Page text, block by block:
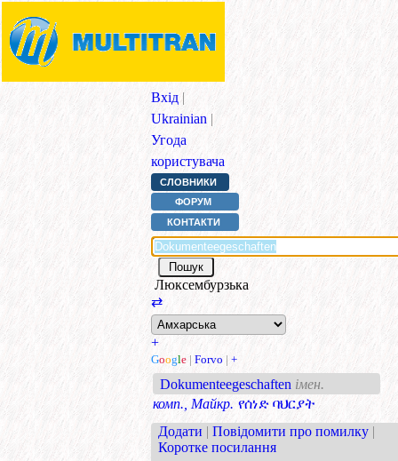
Вхід |
Ukrainian |
Угода
користувача
СЛОВНИКИ
ФОРУМ
КОНТАКТИ
Люксембурзька
⇄
+
Google | Forvo | +
Dokumenteegeschaften імен.
комп., Майкр. የሰነድ ባህርያት
Додати | Повідомити про помилку |
Коротке посилання